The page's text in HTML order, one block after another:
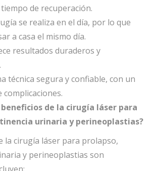
de recuperación.
se realiza en el día, por lo que
a casa el mismo día.
resultados duraderos y
técnica segura y confiable, con un
beneficios de la cirugía láser para
urinaria y perineoplastias?
la cirugía láser para prolapso,
y perineoplastias son